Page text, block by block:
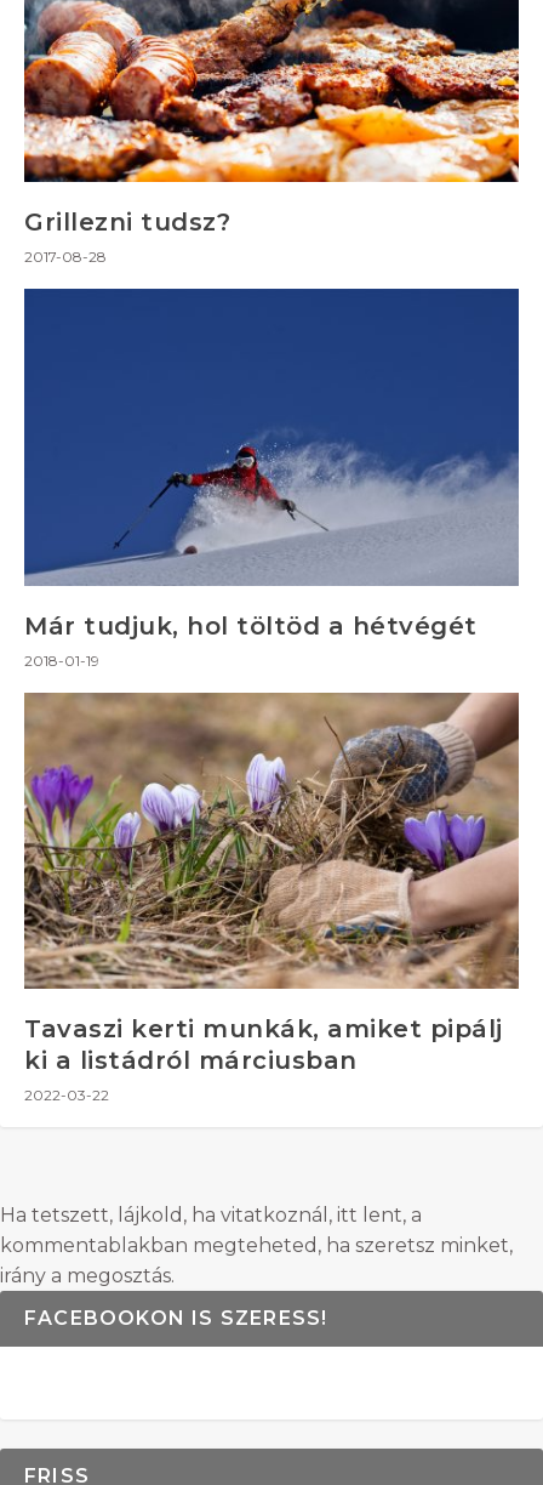
Grillezni tudsz?
2017-08-28
Már tudjuk, hol töltöd a hétvégét
2018-01-19
Tavaszi kerti munkák, amiket pipálj
ki a listádról márciusban
2022-03-22
Ha tetszett, lájkold, ha vitatkoznál, itt lent, a
kommentablakban megteheted, ha szeretsz minket,
irány a megosztás.
FACEBOOKON IS SZERESS!
FRISS